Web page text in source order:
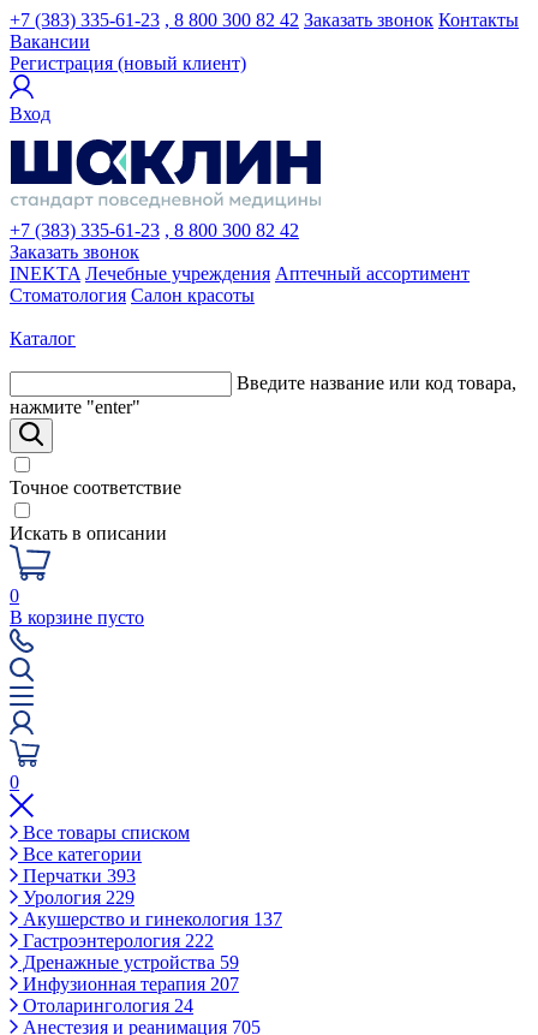
+7 (383) 335-61-23 , 8 800 300 82 42 Заказать звонок Контакты
Вакансии
Регистрация (новый клиент)
Вход
+7 (383) 335-61-23 , 8 800 300 82 42
Заказать звонок
INEKTA Лечебные учреждения Аптечный ассортимент
Стоматология Салон красоты
Каталог
Введите название или код товара,
нажмите "enter"
Точное соответствие
Искать в описании
0
В корзине пусто
0
Все товары списком
Все категории
Перчатки 393
Урология 229
Акушерство и гинекология 137
Гастроэнтерология 222
Дренажные устройства 59
Инфузионная терапия 207
Отоларингология 24
Анестезия и реанимация 705